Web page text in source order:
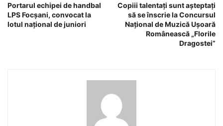
Portarul echipei de handbal
LPS Focșani, convocat la
lotul național de juniori
Copiii talentați sunt așteptați
să se înscrie la Concursul
Național de Muzică Ușoară
Românească „Florile
Dragostei”